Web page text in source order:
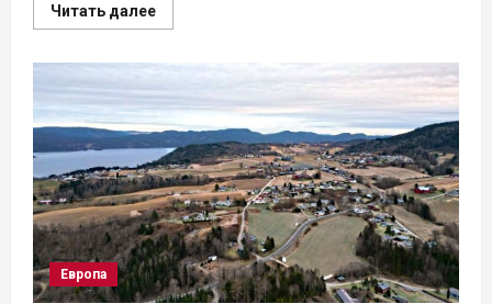
Читать далееПрочитать
больше
Гейтса
получил
допуск
к
оценке
безопасности
в
Британии
Европа